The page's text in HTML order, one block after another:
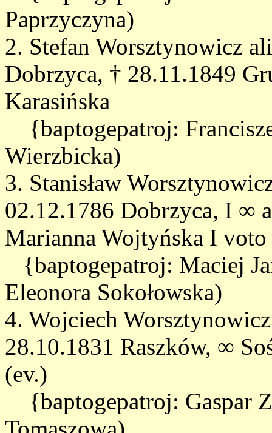
Paprzyczyna)
2. Stefan Worsztynowicz
Dobrzyca, † 28.11.1849
Karasińska
{baptogepatroj:
Wierzbicka)
3. Stanisław
02.12.1786 Dobrzyca, I ∞
Marianna Wojtyńska I
{baptogepatroj: Maciej
Eleonora Sokołowska)
4. Wojciech
28.10.1831 Raszków, ∞
(ev.)
{baptogepatroj: Gaspar